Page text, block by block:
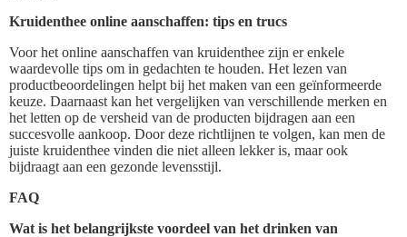
Kruidenthee online aanschaffen: tips en trucs
Voor het online aanschaffen van kruidenthee zijn er enkele
waardevolle tips om in gedachten te houden. Het lezen van
productbeoordelingen helpt bij het maken van een geïnformeerde
keuze. Daarnaast kan het vergelijken van verschillende merken en
het letten op de versheid van de producten bijdragen aan een
succesvolle aankoop. Door deze richtlijnen te volgen, kan men de
juiste kruidenthee vinden die niet alleen lekker is, maar ook
bijdraagt aan een gezonde levensstijl.
FAQ
Wat is het belangrijkste voordeel van het drinken van